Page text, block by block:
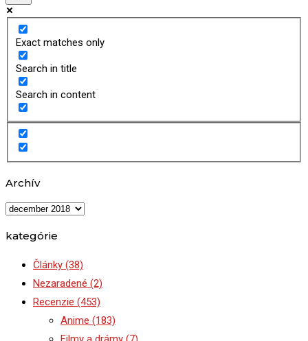
Exact matches only
Search in title
Search in content
Archív
Archív
kategórie
Články (38)
Nezaradené (2)
Recenzie (453)
Anime (183)